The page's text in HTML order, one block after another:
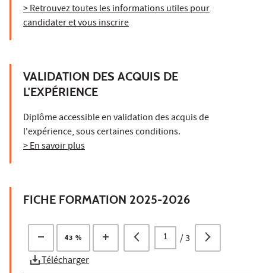
> Retrouvez toutes les informations utiles pour
candidater et vous inscrire
VALIDATION DES ACQUIS DE
L'EXPÉRIENCE
Diplôme accessible en validation des acquis de
l'expérience, sous certaines conditions.
> En savoir plus
FICHE FORMATION 2025-2026
43 % /3
Télécharger